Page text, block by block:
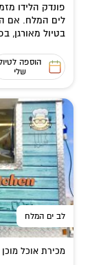
פונדק הלידו
לים המלח. אם
בטיול מאורגן,
הוספה
שלי
לב ים המלח
מכירת אוכל מוכן